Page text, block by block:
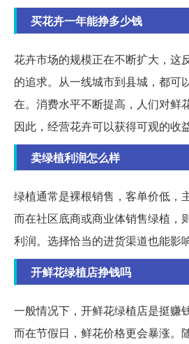
买花卉一年能挣多少钱
花卉市场的规模正在不断扩大，这
的追求。从一线城市到县城，都可
在。消费水平不断提高，人们对鲜
因此，经营花卉可以获得可观的收益
卖绿植利润怎么样
绿植通常是裸根销售，客单价低，
而在社区底商或商业体销售绿植，
利润。选择恰当的进货渠道也能影
开鲜花绿植店挣钱吗
一般情况下，开鲜花绿植店是挺赚
而在节假日，鲜花价格更会暴涨。